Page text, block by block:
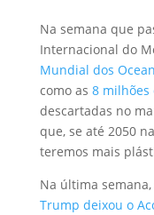
Na semana que
Internacional do
Mundial dos
como as 8 milhões
descartadas no
que, se até 2050
teremos mais
Na última
Trump deixou o